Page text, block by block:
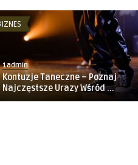
1admin
Kontuzje Taneczne – Poznaj
Najczęstsze Urazy Wśród ...